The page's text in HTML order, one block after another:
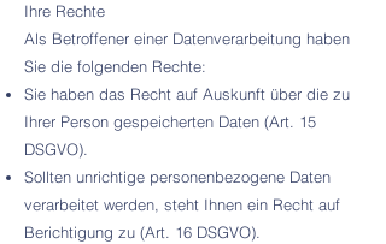
Ihre Rechte
Als Betroffener einer Datenverarbeitung haben
Sie die folgenden Rechte:
Sie haben das Recht auf Auskunft über die zu
Ihrer Person gespeicherten Daten (Art. 15
DSGVO).
Sollten unrichtige personenbezogene Daten
verarbeitet werden, steht Ihnen ein Recht auf
Berichtigung zu (Art. 16 DSGVO).